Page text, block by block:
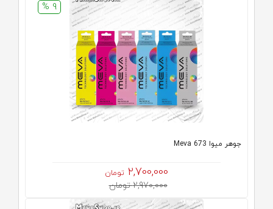
9 %
جوهر میوا Meva 673
2,700,000 تومان
2,970,000 تومان